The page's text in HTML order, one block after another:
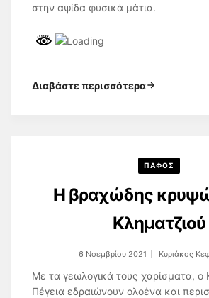
στην αψίδα φυσικά μάτια.
Διαβάστε περισσότερα
ΠΑΦΟΣ
H βραχώδης
Κληματζιού
6 Νοεμβρίου 2021 Κυριάκος
Με τα γεωλογικά τους χαρίσματα, ο
Πέγεια εδραιώνουν ολοένα και